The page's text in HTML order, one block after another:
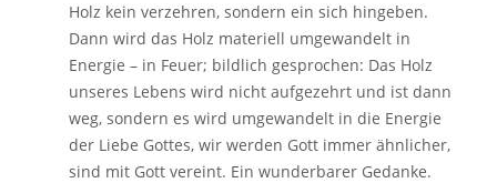
Holz kein verzehren, sondern ein sich hingeben.
Dann wird das Holz materiell umgewandelt in
Energie – in Feuer; bildlich gesprochen: Das Holz
unseres Lebens wird nicht aufgezehrt und ist dann
weg, sondern es wird umgewandelt in die Energie
der Liebe Gottes, wir werden Gott immer ähnlicher,
sind mit Gott vereint. Ein wunderbarer Gedanke.